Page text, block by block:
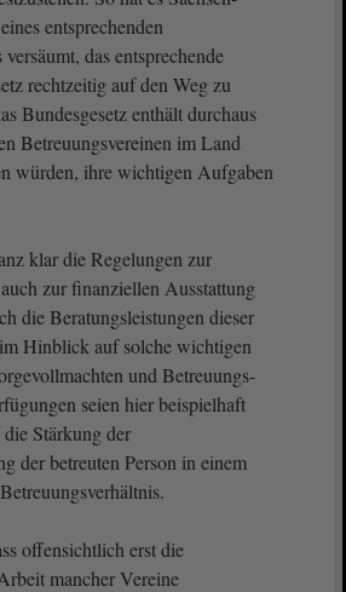
entsprechenden
das entsprechende
rechtzeitig auf den Weg zu
Bundesgesetz enthält durchaus
Betreuungsvereinen im Land
würden, ihre wichtigen Aufgaben
klar die Regelungen zur
zur finanziellen Ausstattung
die Beratungsleistungen dieser
Hinblick auf solche wichtigen
und Betreuungs-
seien hier beispielhaft
die Stärkung der
der betreuten Person in einem
offensichtlich erst die
mancher Vereine